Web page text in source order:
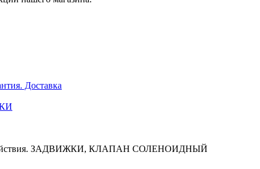
Доставка
действия. ЗАДВИЖКИ, КЛАПАН СОЛЕНОИДНЫЙ